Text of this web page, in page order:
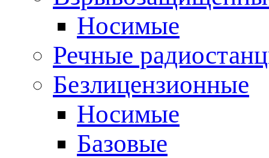
Носимые
Речные
Безлицензионные
Носимые
Базовые